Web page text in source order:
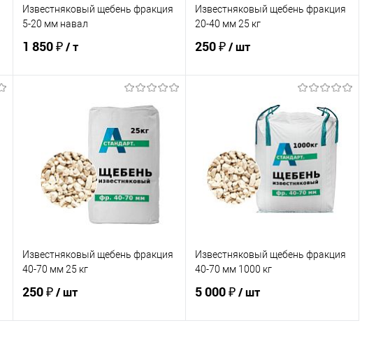
Известняковый щебень фракция
5-20 мм навал
1 850 ₽ / т
В корзину
Купить в 1 клик
Сравнение
В избранное
В наличии
Известняковый щебень фракция
20-40 мм 25 кг
250 ₽/ шт
В корзину
Купить в 1 клик
Сравнение
В избранное
В наличии
Известняковый щебень фракция
40-70 мм 25 кг
250 ₽ / шт
Известняковый щебень фракция
40-70 мм 1000 кг
5 000 ₽/ шт